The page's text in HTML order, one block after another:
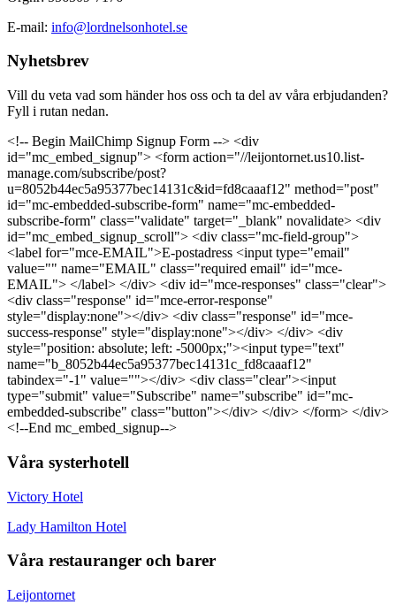
E-mail: info@lordnelsonhotel.se
Nyhetsbrev
Vill du veta vad som händer hos oss och ta del av våra erbjudanden?
Fyll i rutan nedan.
<!-- Begin MailChimp Signup Form --> <div
id="mc_embed_signup"> <form action="//leijontornet.us10.list-
manage.com/subscribe/post?
u=8052b44ec5a95377bec14131c&id=fd8caaaf12" method="post"
id="mc-embedded-subscribe-form" name="mc-embedded-
subscribe-form" class="validate" target="_blank" novalidate> <div
id="mc_embed_signup_scroll"> <div class="mc-field-group">
<label for="mce-EMAIL">E-postadress <input type="email"
value="" name="EMAIL" class="required email" id="mce-
EMAIL"> </label> </div> <div id="mce-responses" class="clear">
<div class="response" id="mce-error-response"
style="display:none"></div> <div class="response" id="mce-
success-response" style="display:none"></div> </div> <div
style="position: absolute; left: -5000px;"><input type="text"
name="b_8052b44ec5a95377bec14131c_fd8caaaf12"
tabindex="-1" value=""></div> <div class="clear"><input
type="submit" value="Subscribe" name="subscribe" id="mc-
embedded-subscribe" class="button"></div> </div> </form> </div>
<!--End mc_embed_signup-->
Våra systerhotell
Victory Hotel
Lady Hamilton Hotel
Våra restauranger och barer
Leijontornet